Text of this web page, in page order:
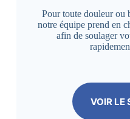
Pour toute douleur ou
notre équipe prend en
afin de soulager
VOIR LE